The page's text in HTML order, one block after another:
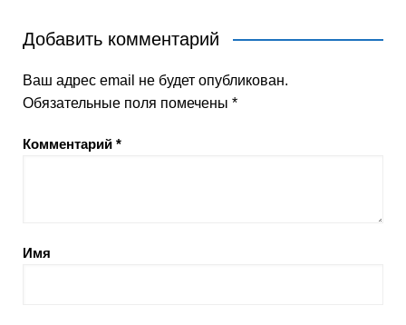
Добавить комментарий
Ваш адрес email не будет опубликован.
Обязательные поля помечены *
Комментарий *
Имя